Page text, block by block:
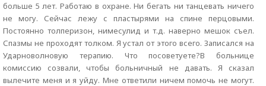
больше 5 лет. Работаю в охране. Ни бегать ни танцевать ничего
не могу. Сейчас лежу с пластырями на спине перцовыми.
Постоянно толперизон, нимесулид и т.д. наверно мешок съел.
Спазмы не проходят толком. Я устал от этого всего. Записался на
Ударноволновую терапию. Что посоветуете?В больнице
комиссию созвали, чтобы больничный не давать. Я сказал
вылечите меня и я уйду. Мне ответили ничем помочь не могут.